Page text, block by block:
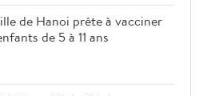
de Hanoi prête à vacciner
de 5 à 11 ans